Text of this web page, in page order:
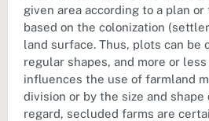
given area according to a plan
based on the colonization
land surface. Thus, plots can be
regular shapes, and more or
influences the use of farmland
division or by the size and
regard, secluded farms are